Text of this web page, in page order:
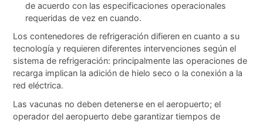
de acuerdo con las especificaciones operacionales
requeridas de vez en cuando.
Los contenedores de refrigeración difieren en cuanto a su
tecnología y requieren diferentes intervenciones según el
sistema de refrigeración: principalmente las operaciones de
recarga implican la adición de hielo seco o la conexión a la
red eléctrica.
Las vacunas no deben detenerse en el aeropuerto; el
operador del aeropuerto debe garantizar tiempos de